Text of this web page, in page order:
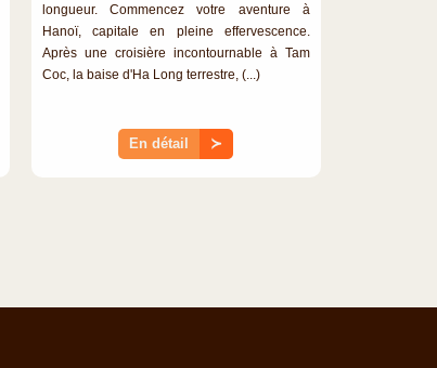
longueur. Commencez votre aventure à
Hanoï, capitale en pleine effervescence.
Après une croisière incontournable à Tam
Coc, la baise d'Ha Long terrestre, (...)
En détail ≻